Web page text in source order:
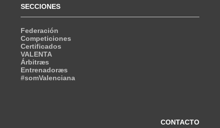
SECCIONES
Federación
Competiciones
Certificados
VALENTA
Árbitræs
Entrenadoræs
#somValenciana
CONTACTO